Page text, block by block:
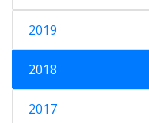
2019
2018
2017